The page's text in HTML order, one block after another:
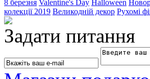
8 березня Valentine's Day Halloween
колекції 2019 Великодній декор Рухомі
Задати питання